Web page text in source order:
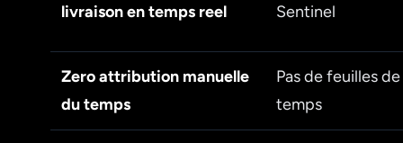
livraison en temps reel
Sentinel
Zero attribution manuelle
du temps
Pas de feuilles de
temps